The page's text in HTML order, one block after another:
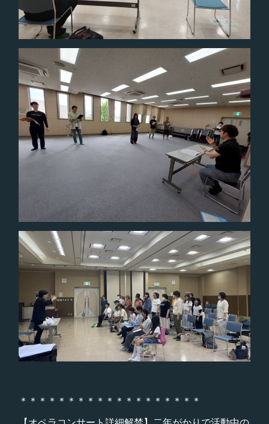
＊＊＊＊＊＊＊＊＊＊＊＊＊＊＊＊＊＊＊